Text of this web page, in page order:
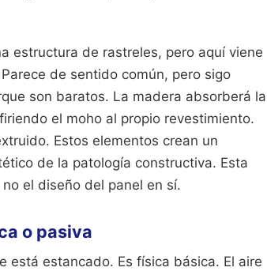
estructura de rastreles, pero aquí viene
de sentido común, pero sigo
son baratos. La madera absorberá la
el moho al propio revestimiento.
Estos elementos crean un
de la patología constructiva. Esta
el diseño del panel en sí.
o pasiva
está estancado. Es física básica. El aire